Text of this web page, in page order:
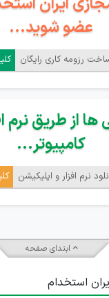
عضو شوید...
رزومه کاری رایگان
از طریق نرم
کامپیوتر...
نرم افزار و اپلیکیشن
ابتدای صفحه
استخدام